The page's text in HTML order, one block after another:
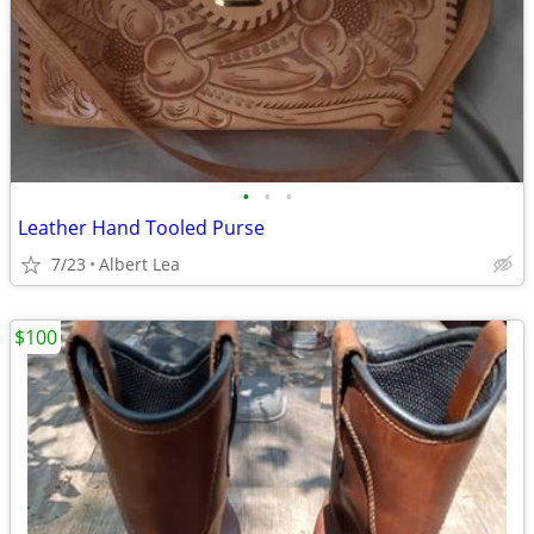
• • •
Leather Hand Tooled Purse
7/23 Albert Lea
$100